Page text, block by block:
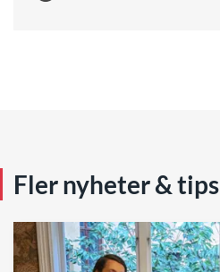
Fler nyheter & tips